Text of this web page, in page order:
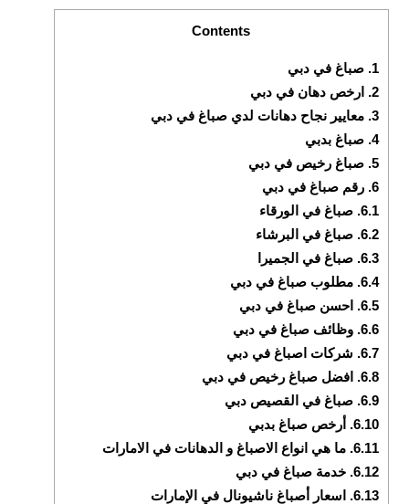
Contents
1. صباغ في دبي
2.
ارخص دهان في دبي
3. معايير نجاح دهانات لدي صباغ في دبي
4. صباغ بدبي
5. صباغ رخيص في دبي
6. رقم صباغ في دبي
6.1. صباغ في الورقاء
6.2. صباغ في البرشاء
6.3. صباغ في الجميرا
6.4. مطلوب صباغ في دبي
6.5.
احسن صباغ في دبي
6.6. وظائف صباغ في دبي
6.7. شركات اصباغ في دبي
6.8.
افضل صباغ رخيص في دبي
6.9. صباغ في القصيص دبي
6.10. أرخص صباغ بدبي
6.11. ما هي انواع الاصباغ و الدهانات في الامارات
6.12. خدمة صباغ في دبي
6.13.
اسعار أصباغ ناشيونال في الإمارات